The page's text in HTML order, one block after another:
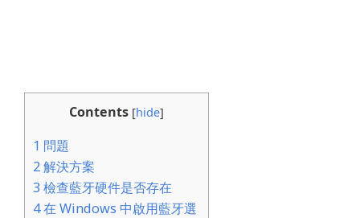
Contents [hide]
1 問題
2解決方案
3 檢查藍牙硬件是否存在
4在 Windows 中啟用藍牙選